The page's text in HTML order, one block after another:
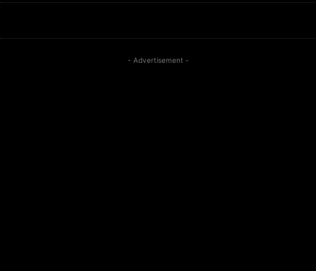
- Advertisement -